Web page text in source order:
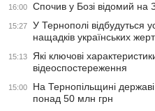
16:00 Спочив у Бозі відомий на
15:27
У Тернополі відбудуться
нащадків українських
15:13
Які ключові
відеоспостереження
15:00
На Тернопільщині
понад 50 млн грн